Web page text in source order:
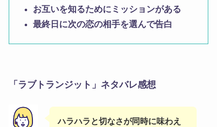
お互いを知るためにミッションがある
最終日に次の恋の相手を選んで告白
「ラブトランジット」ネタバレ感想
ハラハラと切なさが同時に味わえ